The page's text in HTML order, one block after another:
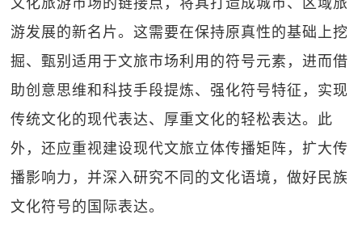
文化旅游市场的链接点，将其打造成城市、区域旅
游发展的新名片。这需要在保持原真性的基础上挖
掘、甄别适用于文旅市场利用的符号元素，进而借
助创意思维和科技手段提炼、强化符号特征，实现
传统文化的现代表达、厚重文化的轻松表达。此
外，还应重视建设现代文旅立体传播矩阵，扩大传
播影响力，并深入研究不同的文化语境，做好民族
文化符号的国际表达。